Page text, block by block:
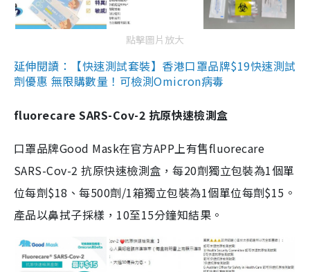
點擊圖片放大
延伸閱讀：【快速測試套裝】香港口罩品牌$19快速測試
劑優惠 無限購數量！可檢測Omicron病毒
fluorecare SARS-Cov-2 抗原快速檢測盒
口罩品牌Good Mask在官方APP上有售fluorecare
SARS-Cov-2 抗原快速檢測盒，每20劑獨立包裝為1個單
位每劑$18、每500劑/1箱獨立包裝為1個單位每劑$15。
產品以鼻拭子採樣，10至15分鐘知結果。